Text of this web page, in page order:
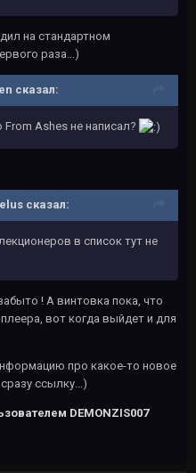
на стандартном
раза...)
сказал:
Ashes не написал?
сказал:
в список тут не
! А винтовка пока, что
вот когда выйдет и для
про какое-то новое
ссылку...)
DEMONZIS007